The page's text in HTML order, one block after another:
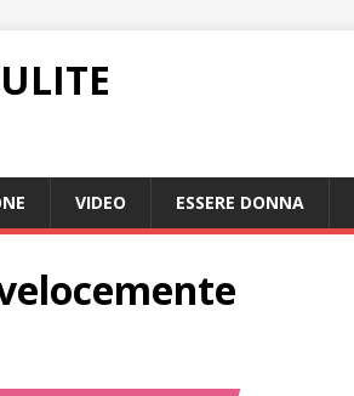
VIDEO ESSERE DONNA